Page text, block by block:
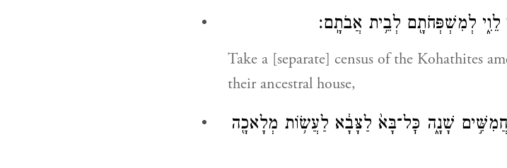
לְמִשְׁפְּחֹתָ֖ם לְבֵ֥ית אֲבֹתָֽם׃
Take a [separate] census of the Kohathites
their ancestral house,
שָׁנָ֑ה כׇּל־בָּא֙ לַצָּבָ֔א לַעֲשׂ֥וֹת מְלָאכָ֖ה